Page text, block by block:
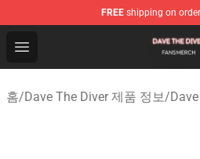
FREE shipping on
Open menu
Dave The Diver Shop -
홈/Dave The Diver 제품 정보/